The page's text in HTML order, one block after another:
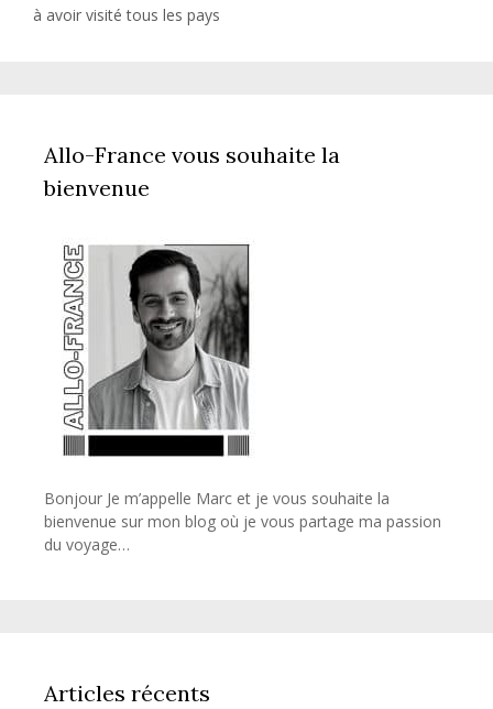
à avoir visité tous les pays
Allo-France vous souhaite la
bienvenue
Bonjour Je m’appelle Marc et je vous souhaite la
bienvenue sur mon blog où je vous partage ma passion
du voyage…
Articles récents